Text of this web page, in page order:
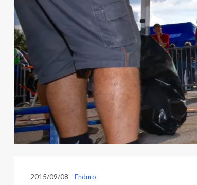
2015/09/08 - Enduro